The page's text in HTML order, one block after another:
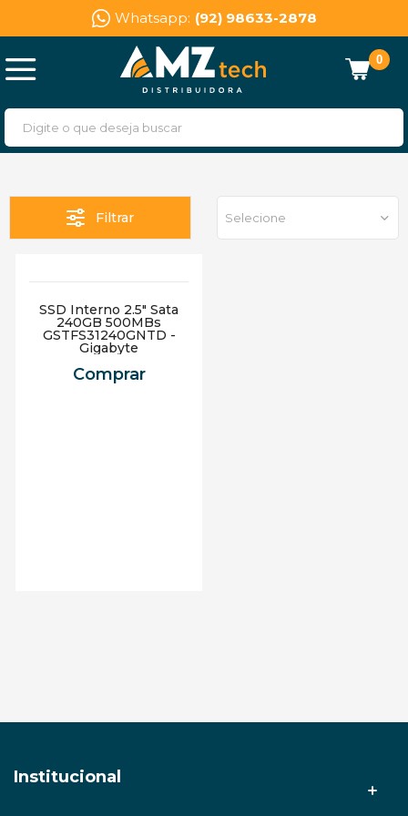
Whatsapp: (92) 98633-2878
0
Filtrar Selecione
SSD Interno 2.5" Sata
240GB 500MBs
GSTFS31240GNTD -
Gigabyte
Comprar
Institucional